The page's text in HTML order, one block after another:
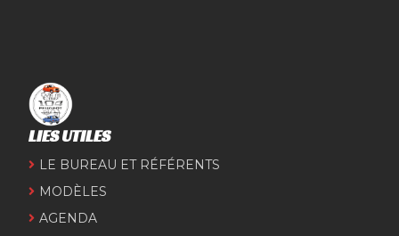
LIES UTILES
LE BUREAU ET RÉFÉRENTS
MODÈLES
AGENDA